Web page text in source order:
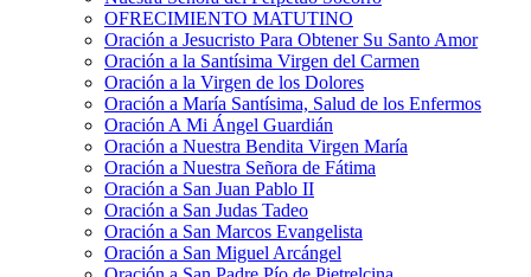
OFRECIMIENTO MATUTINO
Oración a Jesucristo Para Obtener Su Santo Amor
Oración a la Santísima Virgen del Carmen
Oración a la Virgen de los Dolores
Oración a María Santísima, Salud de los Enfermos
Oración A Mi Ángel Guardián
Oración a Nuestra Bendita Virgen María
Oración a Nuestra Señora de Fátima
Oración a San Juan Pablo II
Oración a San Judas Tadeo
Oración a San Marcos Evangelista
Oración a San Miguel Arcángel